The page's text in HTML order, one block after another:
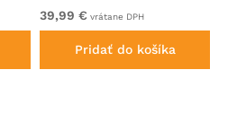
39,99 € vrátane DPH
Pridať do košíka